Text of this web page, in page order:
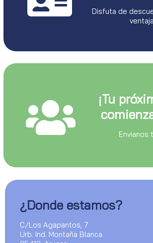
Disfuta de
¡Tu
Envianos
¿Donde estamos?
C/Los Agapantos, 7
Urb. Ind. Montaña Blanca